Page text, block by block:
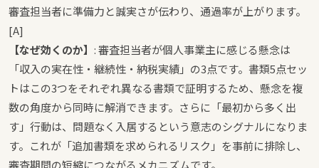
審査担当者に準備力と誠実さが伝わり、通過率が上がります。
[A]
【なぜ効くのか】 : 審査担当者が個人事業主に感じる懸念は
「収入の実在性・継続性・納税実績」の3点です。書類5点セッ
トはこの3つをそれぞれ異なる書類で証明するため、懸念を複
数の角度から同時に解消できます。さらに「最初から多く出
す」行動は、問題なく入居するという意志のシグナルになりま
す。これが「追加書類を求められるリスク」を事前に排除し、
審査期間の短縮につながるメカニズムです。